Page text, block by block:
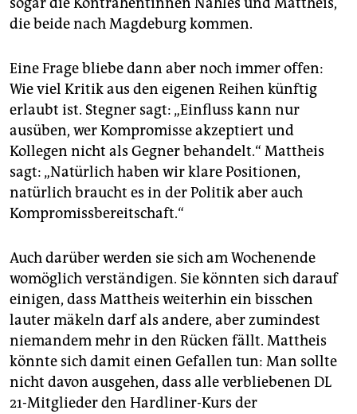
die beide nach Magdeburg kommen.
Eine Frage bliebe dann aber noch immer offen:
Wie viel Kritik aus den eigenen Reihen künftig
erlaubt ist. Stegner sagt: „Einfluss kann nur
ausüben, wer Kompromisse akzeptiert und
Kollegen nicht als Gegner behandelt.“ Mattheis
sagt: „Natürlich haben wir klare Positionen,
natürlich braucht es in der Politik aber auch
Kompromissbereitschaft.“
Auch darüber werden sie sich am Wochenende
womöglich verständigen. Sie könnten sich darauf
einigen, dass Mattheis weiterhin ein bisschen
lauter mäkeln darf als andere, aber zumindest
niemandem mehr in den Rücken fällt. Mattheis
könnte sich damit einen Gefallen tun: Man sollte
nicht davon ausgehen, dass alle verbliebenen DL
21-Mitglieder den Hardliner-Kurs der